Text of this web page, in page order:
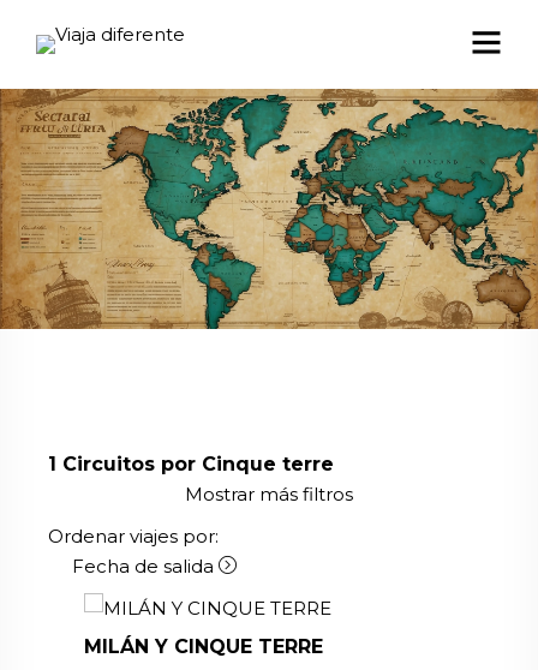
1 Circuitos por Cinque terre
Mostrar más filtros
Ordenar viajes por:
Fecha de salida
MILÁN Y CINQUE TERRE